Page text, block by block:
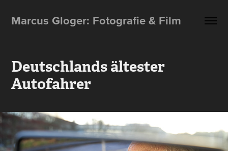
Marcus Gloger: Fotografie & Film
Deutschlands ältester
Autofahrer